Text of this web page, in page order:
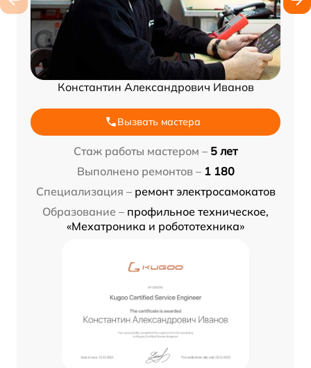
Константин Александрович Иванов
Вызвать мастера
Стаж работы мастером – 5 лет
Выполнено ремонтов – 1 180
Специализация – ремонт электросамокатов
Образование – профильное техническое,
«Мехатроника и робототехника»